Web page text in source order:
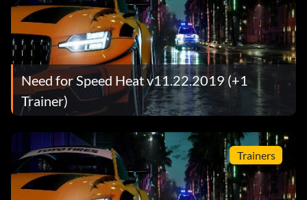
Need for Speed Heat v11.22.2019 (+1
Trainer)
Trainers